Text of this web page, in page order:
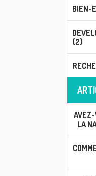
BIEN-
(2)
AVEZ-
LA